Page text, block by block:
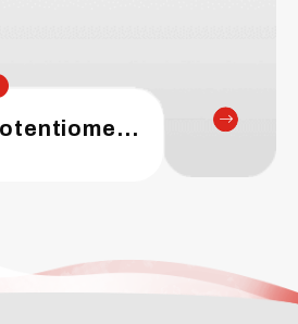
DP4 Digital Potentiometer